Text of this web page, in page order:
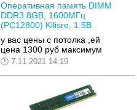
Оперативная память DIMM
DDR3 8GB, 1600МГц
(PC12800) Kllisre, 1.5В
у вас цены с потолка ,ей
цена 1300 руб максимум
7.11.2021 14:19